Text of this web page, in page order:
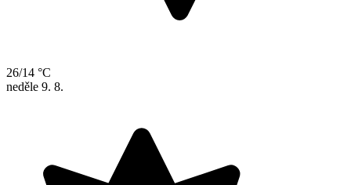
26/14 °C
neděle 9. 8.